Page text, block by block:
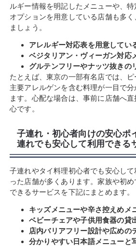
ルギー情報を明記したメニューや、
オプションを用意している店舗も多
ましょう。
アレルギー対応表を用意してい
ベジタリアン・ヴィーガン対応
グルテンフリーやナッツ抜きの
たとえば、東京の一部有名店では、
主要アレルゲンを含む料理が一目で
ます。心配な場合は、事前に店舗へ
心です。
子連れ・初心者向けの安心ポ
連れでも安心して利用できる
子連れやタイ料理初心者でも安心し
った店舗が多くあります。家族や初
できるサービスを下記にまとめます。
キッズメニューや辛さ控えめメ
ベビーチェアや子供用食器の貸
店内バリアフリー設計や広めの
分かりやすい日本語メニューと